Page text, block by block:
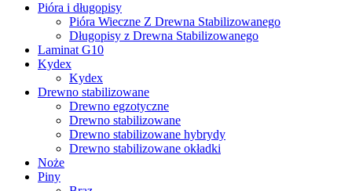
Pióra i długopisy
Pióra Wieczne Z Drewna Stabilizowanego
Długopisy z Drewna Stabilizowanego
Laminat G10
Kydex
Kydex
Drewno stabilizowane
Drewno egzotyczne
Drewno stabilizowane
Drewno stabilizowane hybrydy
Drewno stabilizowane okładki
Noże
Piny